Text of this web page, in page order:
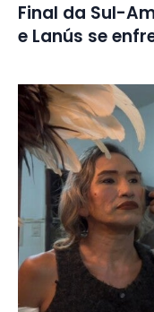
Final da Sul-
e Lanús se